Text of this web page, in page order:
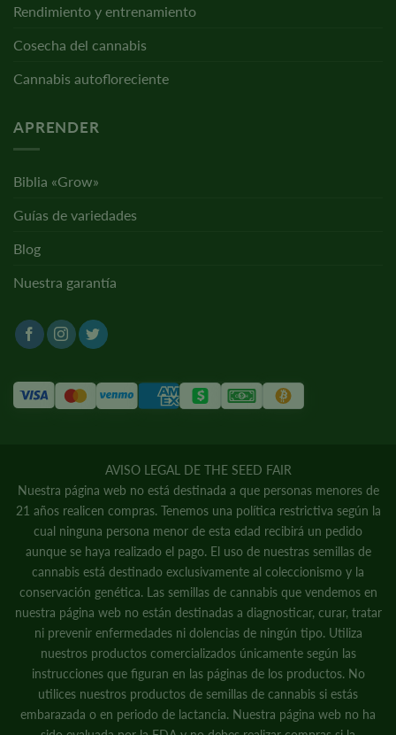
Rendimiento y entrenamiento
Cosecha del cannabis
Cannabis autofloreciente
APRENDER
Biblia «Grow»
Guías de variedades
Blog
Nuestra garantía
AVISO LEGAL DE THE SEED FAIR
Nuestra página web no está destinada a que personas menores de
21 años realicen compras. Tenemos una política restrictiva según la
cual ninguna persona menor de esta edad recibirá un pedido
aunque se haya realizado el pago. El uso de nuestras semillas de
cannabis está destinado exclusivamente al coleccionismo y la
conservación genética. Las semillas de cannabis que vendemos en
nuestra página web no están destinadas a diagnosticar, curar, tratar
ni prevenir enfermedades ni dolencias de ningún tipo. Utiliza
nuestros productos comercializados únicamente según las
instrucciones que figuran en las páginas de los productos. No
utilices nuestros productos de semillas de cannabis si estás
embarazada o en periodo de lactancia. Nuestra página web no ha